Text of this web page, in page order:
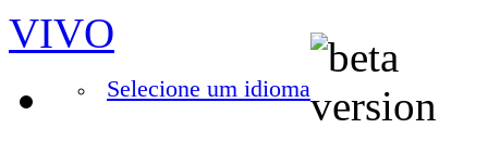
VIVO
Selecione um idioma